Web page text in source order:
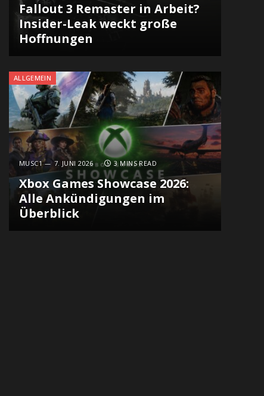
Fallout 3 Remaster in Arbeit?
Insider-Leak weckt große
Hoffnungen
ALLGEMEIN
MUSC1 7. JUNI 2026 3 MINS READ
Xbox Games Showcase 2026:
Alle Ankündigungen im
Überblick